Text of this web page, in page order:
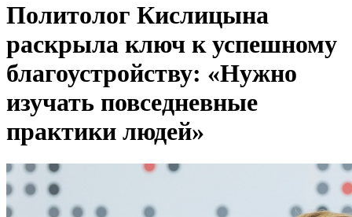
Политолог Кислицына
раскрыла ключ к успешному
благоустройству: «Нужно
изучать повседневные
практики людей»